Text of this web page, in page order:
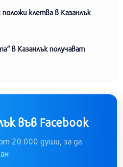
клетва в Казанлък
в Казанлък получават
във Facebook
20 000 души, за да